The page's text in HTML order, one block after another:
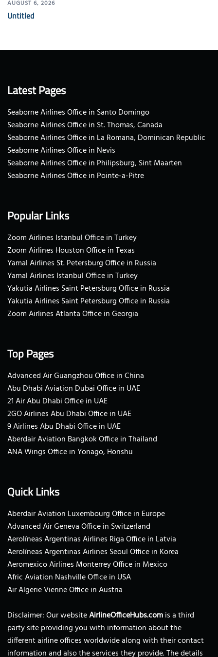
AUGUST 6, 2026
Untitled
Latest Pages
Seaborne Airlines Office in Santo Domingo
Seaborne Airlines Office in St. Thomas, Canada
Seaborne Airlines Office in La Romana, Dominican Republic
Seaborne Airlines Office in Nevis
Seaborne Airlines Office in Philipsburg, Sint Maarten
Seaborne Airlines Office in Pointe-a-Pitre
Popular Links
Zoom Airlines Istanbul Office in Turkey
Zoom Airlines Houston Office in Texas
Yamal Airlines St. Petersburg Office in Russia
Yamal Airlines Istanbul Office in Turkey
Yakutia Airlines Saint Petersburg Office in Russia
Yakutia Airlines Saint Petersburg Office in Russia
Zoom Airlines Atlanta Office in Georgia
Top Pages
Advanced Air Guangzhou Office in China
Abu Dhabi Aviation Dubai Office in UAE
21 Air Abu Dhabi Office in UAE
2GO Airlines Abu Dhabi Office in UAE
9 Airlines Abu Dhabi Office in UAE
Aberdair Aviation Bangkok Office in Thailand
ANA Wings Office in Yonago, Honshu
Quick Links
Aberdair Aviation Luxembourg Office in Europe
Advanced Air Geneva Office in Switzerland
Aerolíneas Argentinas Airlines Riga Office in Latvia
Aerolíneas Argentinas Airlines Seoul Office in Korea
Aeromexico Airlines Monterrey Office in Mexico
Afric Aviation Nashville Office in USA
Air Algerie Vienne Office in Austria
Disclaimer: Our websiteAirlineOfficeHubs.comis a third
party site providing you with information about the
different airline offices worldwide along with their contact
information and also the services they provide. The details